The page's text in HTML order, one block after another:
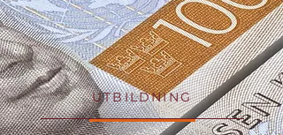
UTBILDNING